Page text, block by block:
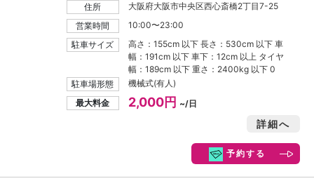
住所
大阪府大阪市中央区西心斎橋2丁目7-25
営業時間
10:00〜23:00
駐車サイズ
高さ：155cm 以下 長さ：530cm 以下 車
幅：191cm 以下 車下：12cm 以上 タイヤ
幅：189cm 以下 重さ：2400kg 以下 0
駐車場形態
機械式(有人)
最大料金
2,000円 ~/日
詳細へ
予約する